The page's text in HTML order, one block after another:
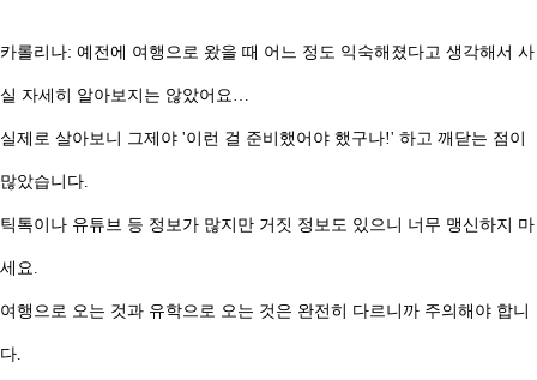
카롤리나: 예전에 여행으로 왔을 때 어느 정도 익숙해졌다고 생각해서 사
실 자세히 알아보지는 않았어요…
실제로 살아보니 그제야 '이런 걸 준비했어야 했구나!' 하고 깨닫는 점이
많았습니다.
틱톡이나 유튜브 등 정보가 많지만 거짓 정보도 있으니 너무 맹신하지 마
세요.
여행으로 오는 것과 유학으로 오는 것은 완전히 다르니까 주의해야 합니
다.